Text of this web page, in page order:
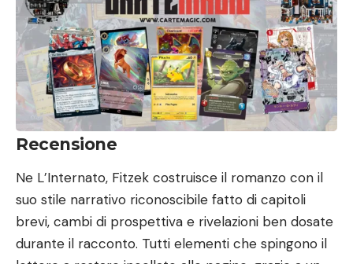
Recensione
Ne L’Internato, Fitzek costruisce il romanzo con il
suo stile narrativo riconoscibile fatto di capitoli
brevi, cambi di prospettiva e rivelazioni ben dosate
durante il racconto. Tutti elementi che spingono il